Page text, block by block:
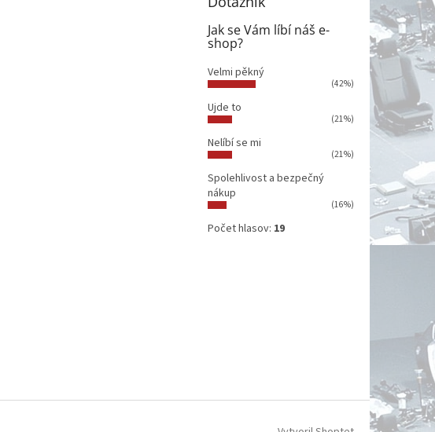
Jak se Vám líbí náš e-
shop?
Velmi pěkný
(42%)
Ujde to
(21%)
Nelíbí se mi
(21%)
Spolehlivost a bezpečný
nákup
(16%)
Počet hlasov: 19